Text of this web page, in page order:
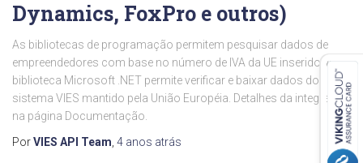
Dynamics, FoxPro e outros)
As bibliotecas de programação permitem pesquisar dados de
empreendedores com base no número de IVA da UE inserido. A
biblioteca Microsoft .NET permite verificar e baixar dados do
sistema VIES mantido pela União Européia. Detalhes da integração
na página Documentação.
PorVIES API Team 4 anos atrás